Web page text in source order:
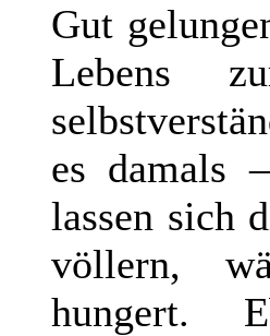
Gut
Lebens
es damals
lassen sich
völlern,
hungert.